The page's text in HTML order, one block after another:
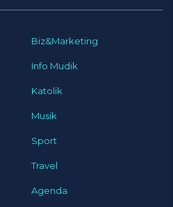
Biz&Marketing
Info Mudik
Katolik
Musik
Sport
Travel
Agenda